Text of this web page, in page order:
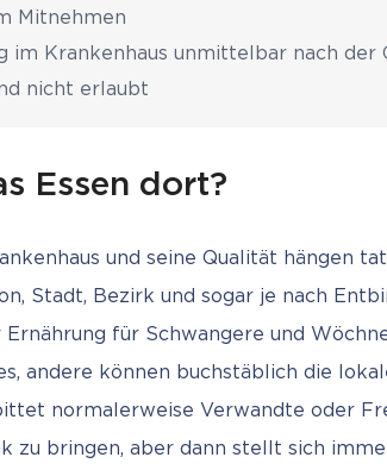
Mitnehmen
im Krankenhaus unmittelbar nach der
nicht erlaubt
Essen dort?
und seine Qualität hängen
Stadt, Bezirk und sogar je nach
Ernährung für Schwangere und
andere können buchstäblich die
normalerweise Verwandte oder
zu bringen, aber dann stellt sich